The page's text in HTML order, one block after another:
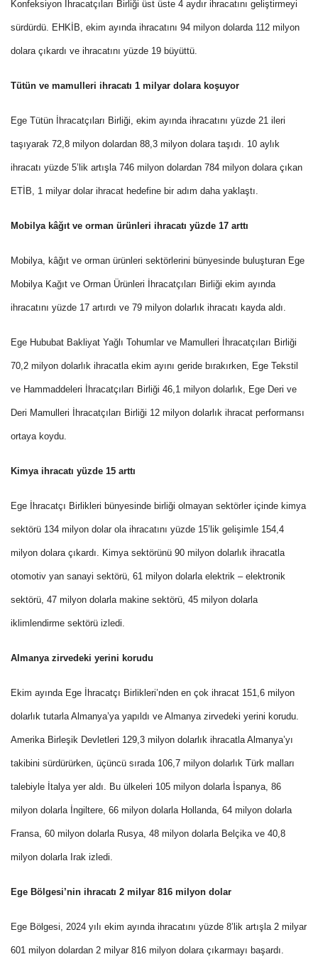
Konfeksiyon İhracatçıları Birliği üst üste 4 aydır ihracatını geliştirmeyi
sürdürdü. EHKİB, ekim ayında ihracatını 94 milyon dolarda 112 milyon
dolara çıkardı ve ihracatını yüzde 19 büyüttü.
Tütün ve mamulleri ihracatı 1 milyar dolara koşuyor
Ege Tütün İhracatçıları Birliği, ekim ayında ihracatını yüzde 21 ileri
taşıyarak 72,8 milyon dolardan 88,3 milyon dolara taşıdı. 10 aylık
ihracatı yüzde 5’lik artışla 746 milyon dolardan 784 milyon dolara çıkan
ETİB, 1 milyar dolar ihracat hedefine bir adım daha yaklaştı.
Mobilya kâğıt ve orman ürünleri ihracatı yüzde 17 arttı
Mobilya, kâğıt ve orman ürünleri sektörlerini bünyesinde buluşturan Ege
Mobilya Kağıt ve Orman Ürünleri İhracatçıları Birliği ekim ayında
ihracatını yüzde 17 artırdı ve 79 milyon dolarlık ihracatı kayda aldı.
Ege Hububat Bakliyat Yağlı Tohumlar ve Mamulleri İhracatçıları Birliği
70,2 milyon dolarlık ihracatla ekim ayını geride bırakırken, Ege Tekstil
ve Hammaddeleri İhracatçıları Birliği 46,1 milyon dolarlık, Ege Deri ve
Deri Mamulleri İhracatçıları Birliği 12 milyon dolarlık ihracat performansı
ortaya koydu.
Kimya ihracatı yüzde 15 arttı
Ege İhracatçı Birlikleri bünyesinde birliği olmayan sektörler içinde kimya
sektörü 134 milyon dolar ola ihracatını yüzde 15’lik gelişimle 154,4
milyon dolara çıkardı. Kimya sektörünü 90 milyon dolarlık ihracatla
otomotiv yan sanayi sektörü, 61 milyon dolarla elektrik – elektronik
sektörü, 47 milyon dolarla makine sektörü, 45 milyon dolarla
iklimlendirme sektörü izledi.
Almanya zirvedeki yerini korudu
Ekim ayında Ege İhracatçı Birlikleri’nden en çok ihracat 151,6 milyon
dolarlık tutarla Almanya’ya yapıldı ve Almanya zirvedeki yerini korudu.
Amerika Birleşik Devletleri 129,3 milyon dolarlık ihracatla Almanya’yı
takibini sürdürürken, üçüncü sırada 106,7 milyon dolarlık Türk malları
talebiyle İtalya yer aldı. Bu ülkeleri 105 milyon dolarla İspanya, 86
milyon dolarla İngiltere, 66 milyon dolarla Hollanda, 64 milyon dolarla
Fransa, 60 milyon dolarla Rusya, 48 milyon dolarla Belçika ve 40,8
milyon dolarla Irak izledi.
Ege Bölgesi’nin ihracatı 2 milyar 816 milyon dolar
Ege Bölgesi, 2024 yılı ekim ayında ihracatını yüzde 8’lik artışla 2 milyar
601 milyon dolardan 2 milyar 816 milyon dolara çıkarmayı başardı.